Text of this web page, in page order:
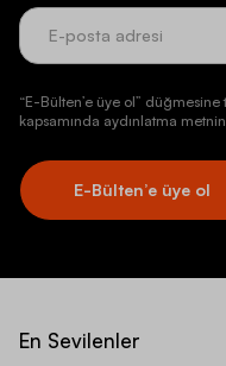
“E-Bülten’e üye ol” düğmesine
kapsamında aydınlatma
E-Bülten’e üye ol
En Sevilenler